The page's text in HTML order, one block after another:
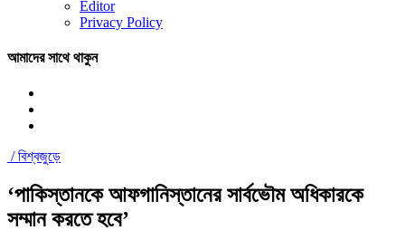
Editor
Privacy Policy
আমাদের সাথে থাকুন
/বিশ্বজুড়ে
‘পাকিস্তানকে আফগানিস্তানের সার্বভৌম অধিকারকে
সম্মান করতে হবে’